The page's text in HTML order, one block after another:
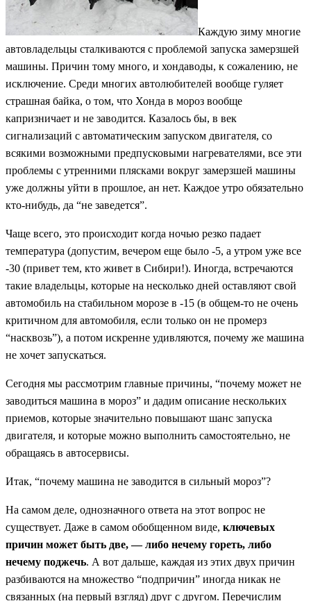
Каждую зиму многие
автовладельцы сталкиваются с проблемой запуска замерзшей
машины. Причин тому много, и хондаводы, к сожалению, не
исключение. Среди многих автолюбителей вообще гуляет
страшная байка, о том, что Хонда в мороз вообще
капризничает и не заводится. Казалось бы, в век
сигнализаций с автоматическим запуском двигателя, со
всякими возможными предпусковыми нагревателями, все эти
проблемы с утренними плясками вокруг замерзшей машины
уже должны уйти в прошлое, ан нет. Каждое утро обязательно
кто-нибудь, да “не заведется”.
Чаще всего, это происходит когда ночью резко падает
температура (допустим, вечером еще было -5, а утром уже все
-30 (привет тем, кто живет в Сибири!). Иногда, встречаются
такие владельцы, которые на несколько дней оставляют свой
автомобиль на стабильном морозе в -15 (в общем-то не очень
критичном для автомобиля, если только он не промерз
“насквозь”), а потом искренне удивляются, почему же машина
не хочет запускаться.
Сегодня мы рассмотрим главные причины, “почему может не
заводиться машина в мороз” и дадим описание нескольких
приемов, которые значительно повышают шанс запуска
двигателя, и которые можно выполнить самостоятельно, не
обращаясь в автосервисы.
Итак, “почему машина не заводится в сильный мороз”?
На самом деле, однозначного ответа на этот вопрос не
существует. Даже в самом обобщенном виде, ключевых
причин может быть две, — либо нечему гореть, либо
нечему поджечь. А вот дальше, каждая из этих двух причин
разбиваются на множество “подпричин” иногда никак не
связанных (на первый взгляд) друг с другом. Перечислим